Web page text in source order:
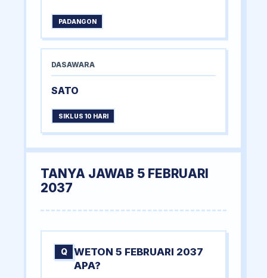
PADANGON
DASAWARA
SATO
SIKLUS 10 HARI
TANYA JAWAB 5 FEBRUARI
2037
Q
WETON 5 FEBRUARI 2037
APA?